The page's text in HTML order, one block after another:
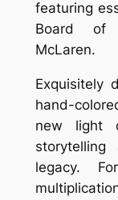
featuring
Board of
McLaren.
Exquisitely
hand-
new light
legacy.